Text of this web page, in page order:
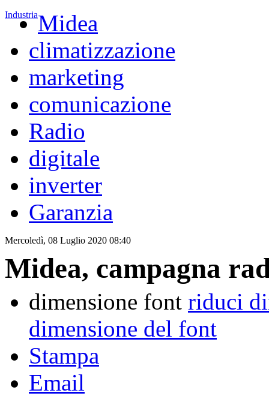
IndustriaMidea
climatizzazione
marketing
comunicazione
Radio
digitale
inverter
Garanzia
Mercoledì, 08 Luglio 2020 08:40
Midea, campagna
dimensione font riduci
dimensione del font
Stampa
Email